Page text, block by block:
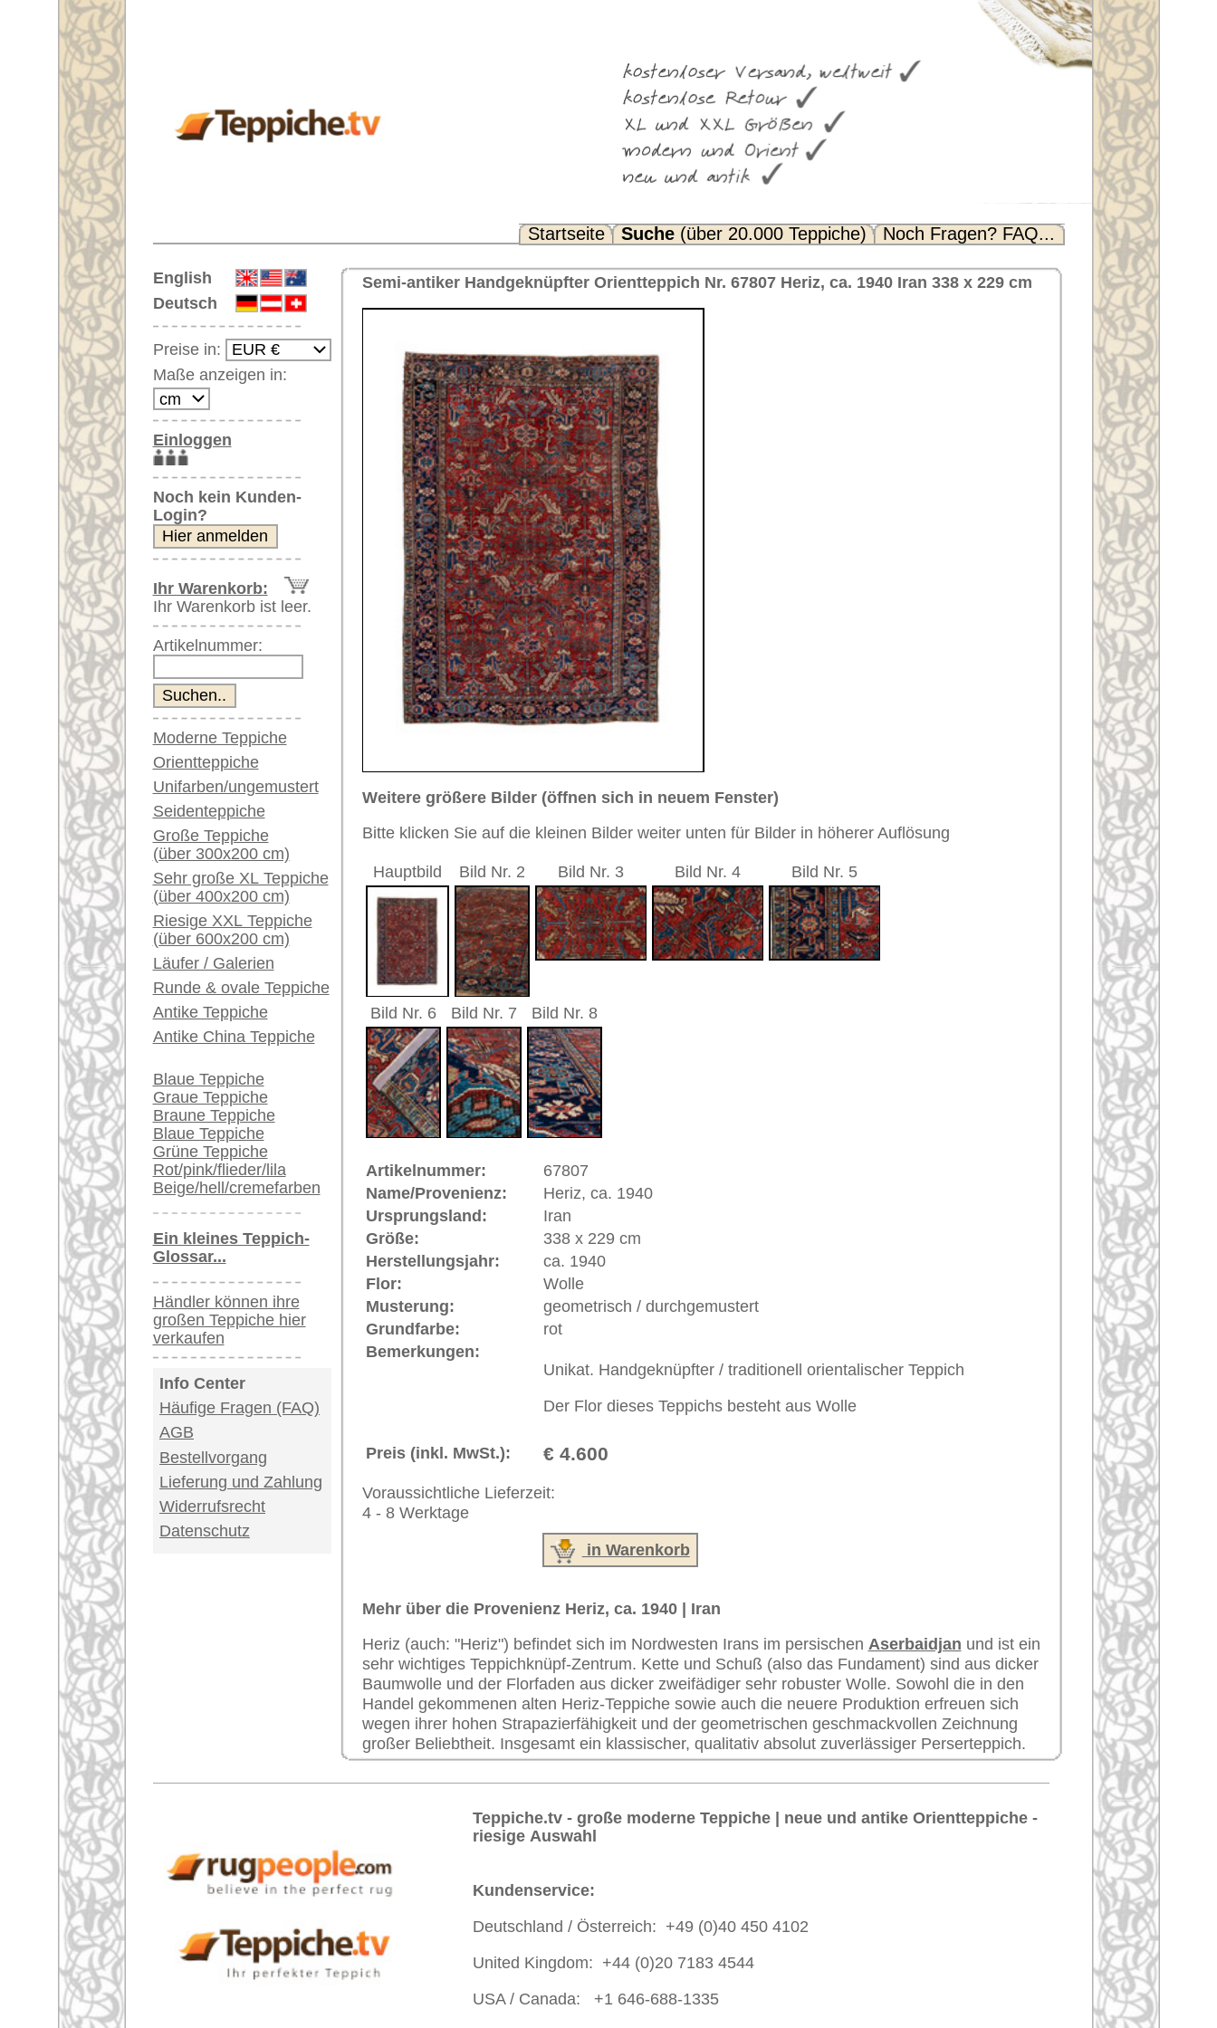
Noch Fragen? FAQ...
English
Deutsch
Preise in:
Maße anzeigen in:
Einloggen
Noch kein Kunden-
Login?
Ihr Warenkorb:
Ihr Warenkorb ist leer.
Artikelnummer:
Moderne Teppiche
Orientteppiche
Unifarben/ungemustert
Seidenteppiche
Große Teppiche
(über 300x200 cm)
Sehr große XL Teppiche
(über 400x200 cm)
Riesige XXL Teppiche
(über 600x200 cm)
Läufer / Galerien
Runde & ovale Teppiche
Antike Teppiche
Antike China Teppiche
Blaue Teppiche
Graue Teppiche
Braune Teppiche
Blaue Teppiche
Grüne Teppiche
Rot/pink/flieder/lila
Beige/hell/cremefarben
Ein kleines Teppich-
Glossar...
Händler können ihre
großen Teppiche hier
verkaufen
Info Center
Häufige Fragen (FAQ)
AGB
Bestellvorgang
Lieferung und Zahlung
Widerrufsrecht
Datenschutz
Weitere größere Bilder (öffnen sich in neuem Fenster)
Bitte klicken Sie auf die kleinen Bilder weiter unten für Bilder in höherer Auflösung
Hauptbild Bild Nr. 2 Bild Nr. 3 Bild Nr. 4 Bild Nr. 5
Bild Nr. 6 Bild Nr. 7
Artikelnummer:
Name/Provenienz: Heriz, ca. 1940
Ursprungsland:
338 x 229 cm
Herstellungsjahr: ca. 1940
Flor:
Musterung:
geometrisch / durchgemustert
Grundfarbe: rot
Bemerkungen:
Unikat. Handgeknüpfter / traditionell orientalischer Teppich
Der Flor dieses Teppichs besteht aus Wolle
Preis (inkl. MwSt.): € 4.600
Voraussichtliche Lieferzeit:
4 - 8 Werktage
in Warenkorb
Mehr über die Provenienz Heriz, ca. 1940 | Iran
Heriz (auch: "Heriz") befindet sich im Nordwesten Irans im persischenAserbaidjan
sehr wichtiges Teppichknüpf-Zentrum. Kette und Schuß (also das Fundament) sind aus dicker
Baumwolle und der Florfaden aus dicker zweifädiger sehr robuster Wolle. Sowohl die in den
Handel gekommenen alten Heriz-Teppiche sowie auch die neuere Produktion erfreuen sich
wegen ihrer hohen Strapazierfähigkeit und der geometrischen geschmackvollen Zeichnung
großer Beliebtheit. Insgesamt ein klassischer, qualitativ absolut zuverlässiger Perserteppich.
Teppiche.tv - große moderne Teppiche | neue und antike Orientteppiche -
riesige Auswahl
Kundenservice:
Deutschland / Österreich: +49 (0)40 450 4102
United Kingdom: +44 (0)20 7183 4544
USA / Canada: +1 646-688-1335
Impressum|Kontakt|Geschäftsbedingungen